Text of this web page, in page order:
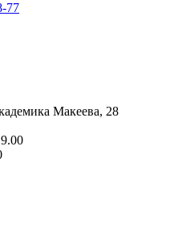
77
Макеева, 28